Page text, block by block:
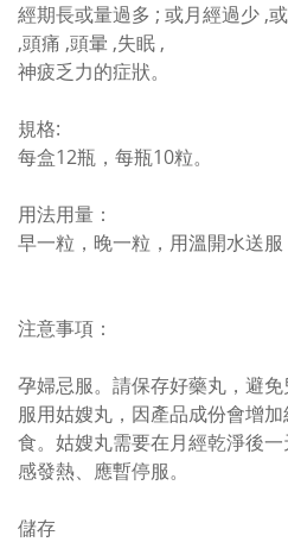
經期長或量過多 ; 或月經過少 ‚
‚頭痛 ‚頭暈 ‚失眠 ‚
神疲乏力的症狀。
規格:
每盒12瓶，每瓶10粒。
用法用量：
早一粒，晚一粒，用溫開水送服
注意事項：
孕婦忌服。請保存好藥丸，避
服用姑嫂丸，因產品成份會增
食。姑嫂丸需要在月經乾淨後
感發熱、應暫停服。
儲存